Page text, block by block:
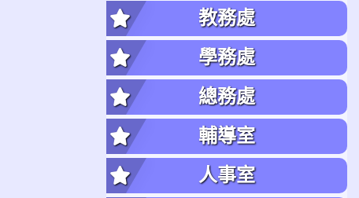
教務處
學務處
總務處
輔導室
人事室